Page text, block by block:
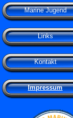
Marine Jugend
Links
Kontakt
Impressum